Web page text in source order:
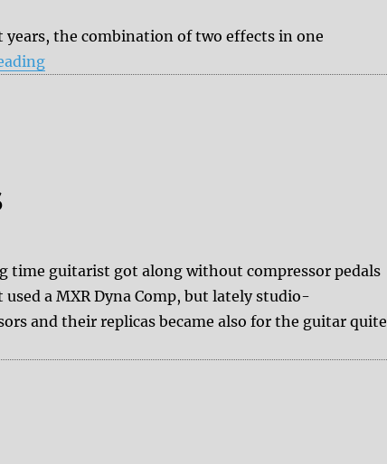
the combination of two effects in one
“Multi Effect Pedals”
time guitarist got along without compressor pedals
used a MXR Dyna Comp, but lately studio-
and their replicas became also for the guitar quite